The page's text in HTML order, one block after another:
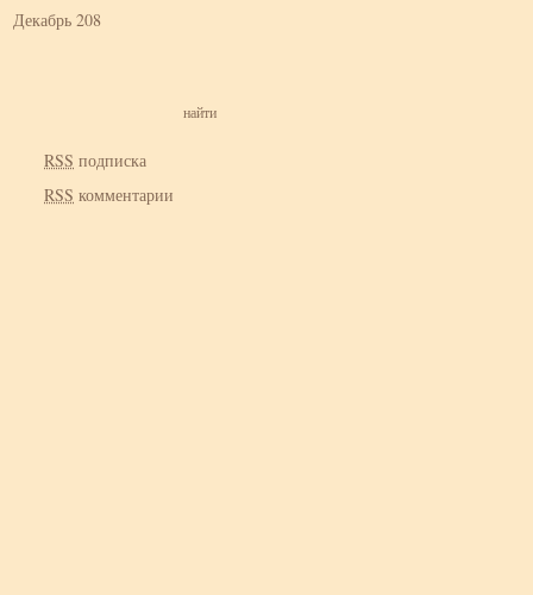
Декабрь 208
RSS подписка
RSS комментарии